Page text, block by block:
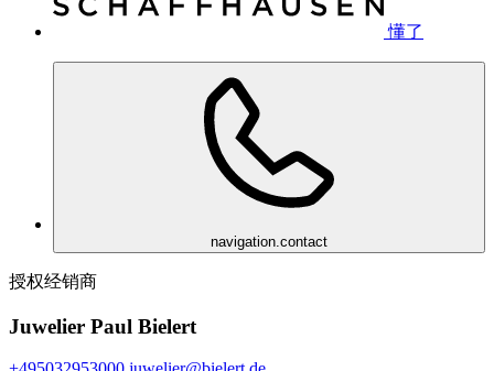
懂了
navigation.contact
授权经销商
Juwelier Paul Bielert